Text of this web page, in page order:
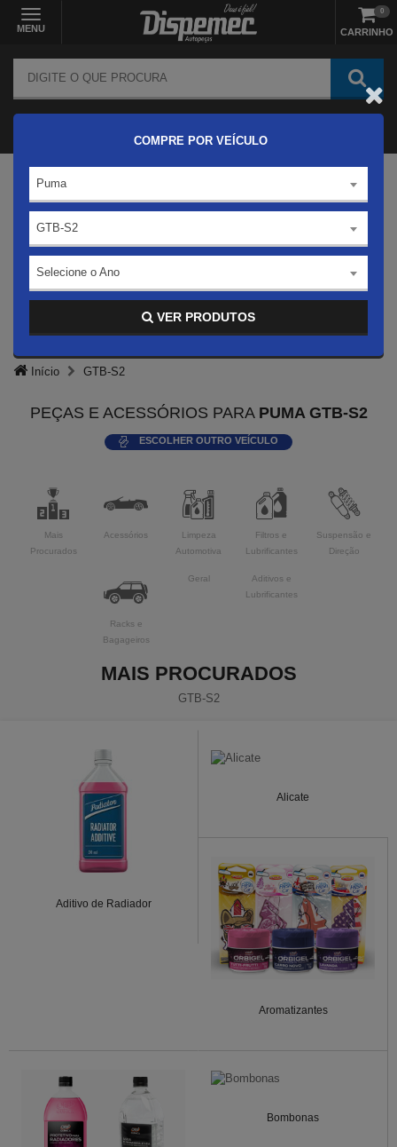
MENU CARRINHO
0
COMPRE POR VEÍCULO
Puma
GTB-S2
Selecione o Ano
VER PRODUTOS
Início GTB-S2
PEÇAS E ACESSÓRIOS PARA PUMA GTB-S2
ESCOLHER OUTRO VEÍCULO
Mais
Procurados
Acessórios
Limpeza
Automotiva
Filtros e
Lubrificantes
Suspensão e
Direção
Racks e
Bagageiros
Geral
Aditivos e
Lubrificantes
MAIS PROCURADOS
GTB-S2
Aditivo de Radiador
Alicate
Aromatizantes
Bombonas